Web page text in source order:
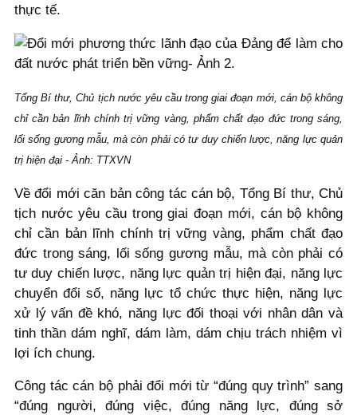
thực tế.
Tổng Bí thư, Chủ tịch nước yêu cầu trong giai đoạn mới, cán bộ không
chỉ cần bản lĩnh chính trị vững vàng, phẩm chất đạo đức trong sáng,
lối sống gương mẫu, mà còn phải có tư duy chiến lược, năng lực quản
trị hiện đại - Ảnh: TTXVN
Về đổi mới căn bản công tác cán bộ, Tổng Bí thư, Chủ
tịch nước yêu cầu trong giai đoạn mới, cán bộ không
chỉ cần bản lĩnh chính trị vững vàng, phẩm chất đạo
đức trong sáng, lối sống gương mẫu, mà còn phải có
tư duy chiến lược, năng lực quản trị hiện đại, năng lực
chuyển đổi số, năng lực tổ chức thực hiện, năng lực
xử lý vấn đề khó, năng lực đối thoại với nhân dân và
tinh thần dám nghĩ, dám làm, dám chịu trách nhiệm vì
lợi ích chung.
Công tác cán bộ phải đổi mới từ “đúng quy trình” sang
“đúng người, đúng việc, đúng năng lực, đúng sở